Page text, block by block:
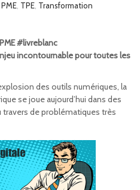
PME TPE Transformation
#livreblanc
incontournable pour toutes les
des outils numériques, la
se joue aujourd’hui dans des
de problématiques très